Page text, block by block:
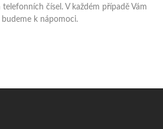
čísel. V každém případě Vám
budeme k nápomoci.